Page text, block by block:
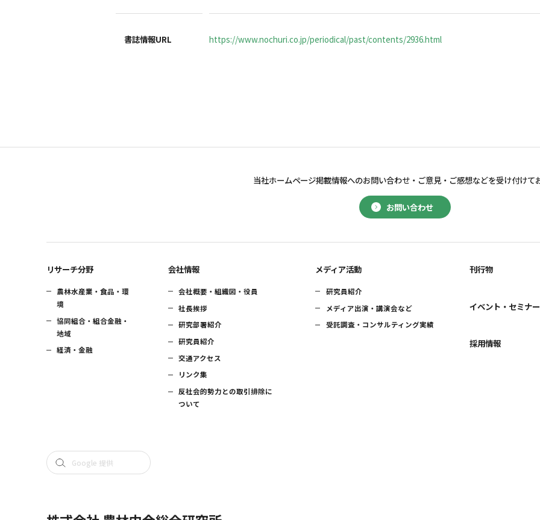
書誌情報URL https://www.nochuri.co.jp/periodical/past/contents/2936.html
お問い合わせ
当社ホームページ掲載情報へのお問い合わせ・ ご意見・ご感想などを受け付けて
リサーチ分野
農林水産業・食品・環
境
協同組合・組合金融・
地域
経済・金融
会社情報
会社概要・組織図・役員
社長挨拶
研究部署紹介
研究員紹介
交通アクセス
リンク集
反社会的勢力との取引排除に
ついて
メディア活動
研究員紹介
メディア出演・講演会など
受託調査・コンサルティング実績
刊行物
イベント・セミナー
採用情報